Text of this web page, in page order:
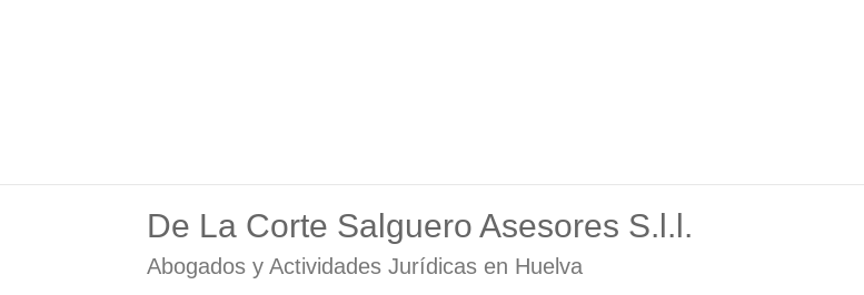
De La Corte Salguero Asesores S.l.l.
Abogados y Actividades Jurídicas en Huelva